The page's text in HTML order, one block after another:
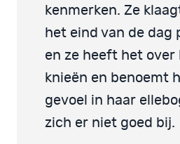
kenmerken. Ze
het eind van de dag
en ze heeft het over
knieën en benoemt
gevoel in haar
zich er niet goed bij.